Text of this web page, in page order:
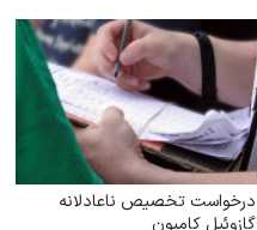
درخواست تخصیص ناعادلانه
گازوئیل کامیون